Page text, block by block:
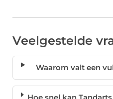
Veelgestelde
Waarom valt een